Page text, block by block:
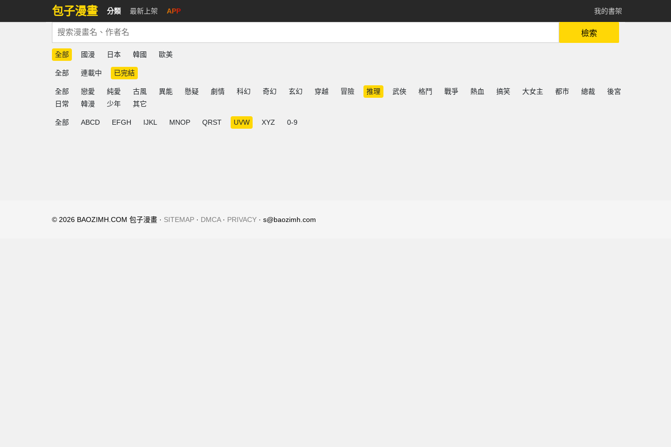
包子漫畫 分類 最新上架 APP 我的書架
檢索
全部 國漫 日本 韓國 歐美
全部 連載中 已完結
全部 戀愛 純愛 古風 異能 懸疑 劇情 科幻 奇幻 玄幻 穿越 冒險 推理 武俠 格鬥 戰爭 熱血 搞笑 大女主 都市 總裁
後宮
日常
韓漫 少年 其它
全部 ABCD EFGH IJKL MNOP QRST UVW XYZ 0-9
© 2026 BAOZIMH.COM 包子漫畫 · SITEMAP · DMCA· PRIVACY · s@baozimh.com